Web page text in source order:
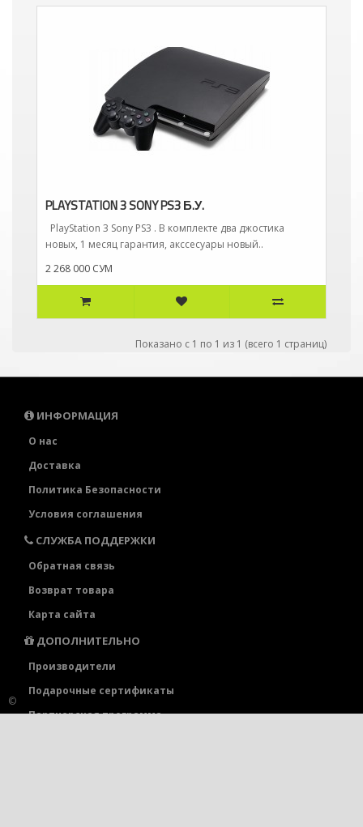
©
PLAYSTATION 3 SONY PS3 Б.У.
PlayStation 3 Sony PS3 . В комплекте два джостика
новых, 1 месяц гарантия, акссесуары новый..
2 268 000 СУМ
Показано с 1 по 1 из 1 (всего 1 страниц)
ИНФОРМАЦИЯ
О нас
Доставка
Политика Безопасности
Условия соглашения
СЛУЖБА ПОДДЕРЖКИ
Обратная связь
Возврат товара
Карта сайта
ДОПОЛНИТЕЛЬНО
Производители
Подарочные сертификаты
Партнерская программа